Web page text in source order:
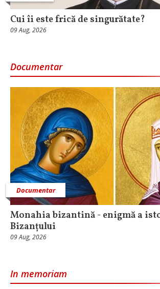
Cui îi este frică de singurătate?
09 Aug, 2026
Documentar
Documentar
Monahia bizantină - enigmă a
Bizanțului
09 Aug, 2026
In memoriam